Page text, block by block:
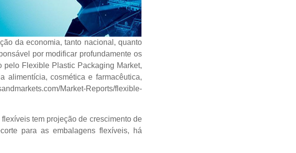
da economia, tanto nacional, quanto
por modificar profundamente os
pelo Flexible Plastic Packaging Market,
alimentícia, cosmética e farmacêutica,
Market-Reports/flexible-
tem projeção de crescimento de
para as embalagens flexíveis, há